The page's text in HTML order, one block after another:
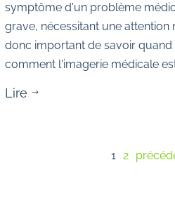
symptôme d'un problème
grave, nécessitant une attention
donc important de savoir
comment l'imagerie médicale
Lire $
1 2